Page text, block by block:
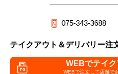
075-343-3688
テイクアウト＆デリバリー注
WEBでテイ
WEBで注文して店舗で